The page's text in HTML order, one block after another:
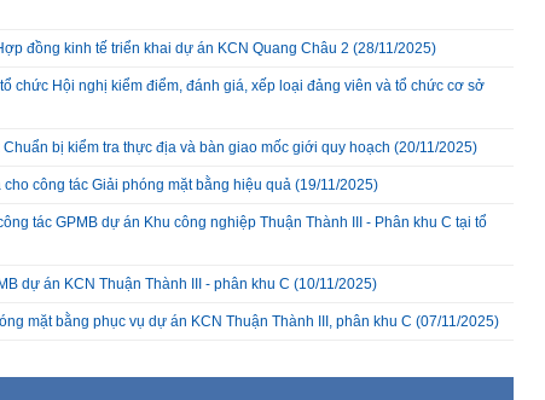
đồng kinh tế triển khai dự án KCN Quang Châu 2 (28/11/2025)
chức Hội nghị kiểm điểm, đánh giá, xếp loại đảng viên và tổ chức cơ sở
bị kiểm tra thực địa và bàn giao mốc giới quy hoạch (20/11/2025)
công tác Giải phóng mặt bằng hiệu quả (19/11/2025)
tác GPMB dự án Khu công nghiệp Thuận Thành III - Phân khu C tại tổ
dự án KCN Thuận Thành III - phân khu C (10/11/2025)
mặt bằng phục vụ dự án KCN Thuận Thành III, phân khu C (07/11/2025)